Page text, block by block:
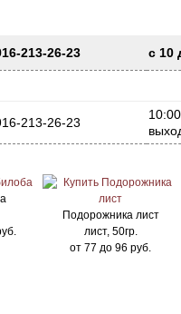
213-26-23 с 10
213-26-23
Подорожника лист
лист, 50гр.
от 77 до 96 руб.